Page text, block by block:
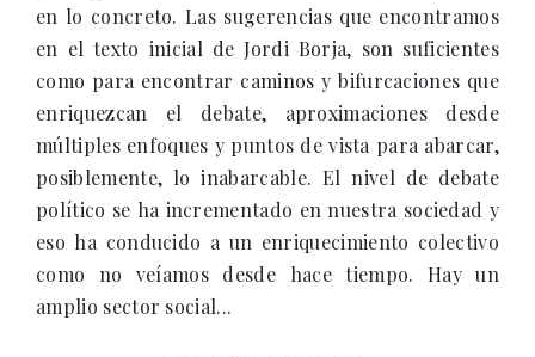
en lo concreto. Las sugerencias que encontramos
en el texto inicial de Jordi Borja, son suficientes
como para encontrar caminos y bifurcaciones que
enriquezcan el debate, aproximaciones desde
múltiples enfoques y puntos de vista para abarcar,
posiblemente, lo inabarcable. El nivel de debate
político se ha incrementado en nuestra sociedad y
eso ha conducido a un enriquecimiento colectivo
como no veíamos desde hace tiempo. Hay un
amplio sector social...